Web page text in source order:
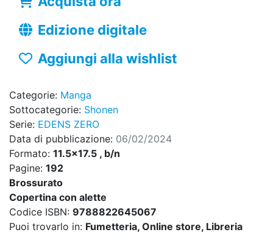
Edizione digitale
Aggiungi alla wishlist
Categorie: Manga
Sottocategorie: Shonen
Serie: EDENS ZERO
Data di pubblicazione: 06/02/2024
Formato: 11.5x17.5 , b/n
Pagine: 192
Brossurato
Copertina con alette
Codice ISBN: 9788822645067
Puoi trovarlo in: Fumetteria, Online store, Libreria